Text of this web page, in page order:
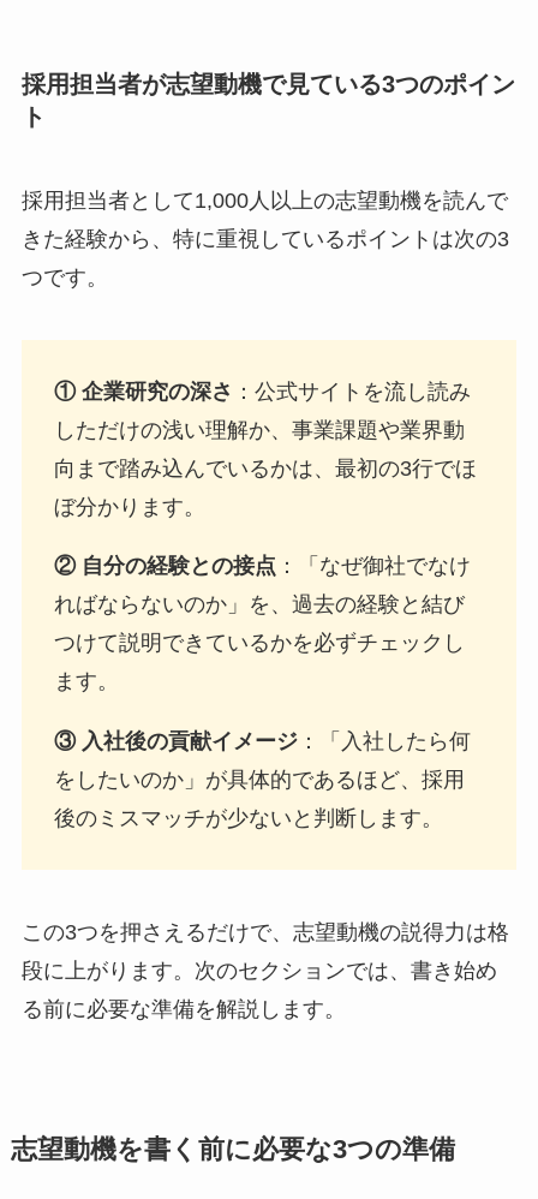
採用担当者が志望動機で見ている3つのポイン
ト
採用担当者として1,000人以上の志望動機を読んで
きた経験から、特に重視しているポイントは次の3
つです。
① 企業研究の深さ ：公式サイトを流し読み
しただけの浅い理解か、事業課題や業界動
向まで踏み込んでいるかは、最初の3行でほ
ぼ分かります。
② 自分の経験との接点 ：「なぜ御社でなけ
ればならないのか」を、過去の経験と結び
つけて説明できているかを必ずチェックし
ます。
③ 入社後の貢献イメージ：「入社したら何
をしたいのか」が具体的であるほど、採用
後のミスマッチが少ないと判断します。
この3つを押さえるだけで、志望動機の説得力は格
段に上がります。次のセクションでは、書き始め
る前に必要な準備を解説します。
志望動機を書く前に必要な3つの準備